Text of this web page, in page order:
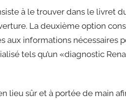
à le trouver dans le livret
La deuxième option
aux informations nécessaires
tels qu’un «diagnostic
lieu sûr et à portée de main